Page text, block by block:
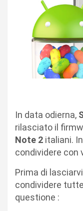
In data odierna,
rilasciato il
Note 2 italiani.
condividere con
Prima di
condividere
questione :